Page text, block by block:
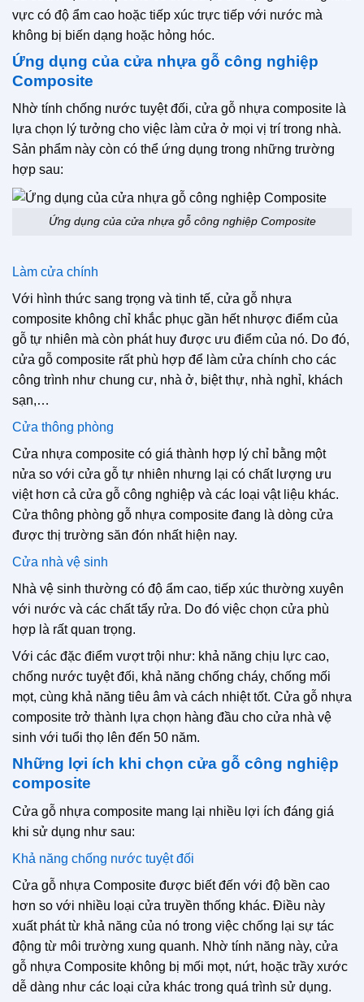
vực có độ ẩm cao hoặc tiếp xúc trực tiếp với nước mà
không bị biến dạng hoặc hỏng hóc.
Ứng dụng của cửa nhựa gỗ công nghiệp
Composite
Nhờ tính chống nước tuyệt đối, cửa gỗ nhựa composite là
lựa chọn lý tưởng cho việc làm cửa ở mọi vị trí trong nhà.
Sản phẩm này còn có thể ứng dụng trong những trường
hợp sau:
Ứng dụng của cửa nhựa gỗ công nghiệp Composite
Làm cửa chính
Với hình thức sang trọng và tinh tế, cửa gỗ nhựa
composite không chỉ khắc phục gần hết nhược điểm của
gỗ tự nhiên mà còn phát huy được ưu điểm của nó. Do đó,
cửa gỗ composite rất phù hợp để làm cửa chính cho các
công trình như chung cư, nhà ở, biệt thự, nhà nghỉ, khách
sạn,…
Cửa thông phòng
Cửa nhựa composite có giá thành hợp lý chỉ bằng một
nửa so với cửa gỗ tự nhiên nhưng lại có chất lượng ưu
việt hơn cả cửa gỗ công nghiệp và các loại vật liệu khác.
Cửa thông phòng gỗ nhựa composite đang là dòng cửa
được thị trường săn đón nhất hiện nay.
Cửa nhà vệ sinh
Nhà vệ sinh thường có độ ẩm cao, tiếp xúc thường xuyên
với nước và các chất tẩy rửa. Do đó việc chọn cửa phù
hợp là rất quan trọng.
Với các đặc điểm vượt trội như: khả năng chịu lực cao,
chống nước tuyệt đối, khả năng chống cháy, chống mối
mọt, cùng khả năng tiêu âm và cách nhiệt tốt. Cửa gỗ nhựa
composite trở thành lựa chọn hàng đầu cho cửa nhà vệ
sinh với tuổi thọ lên đến 50 năm.
Những lợi ích khi chọn cửa gỗ công nghiệp
composite
Cửa gỗ nhựa composite mang lại nhiều lợi ích đáng giá
khi sử dụng như sau:
Khả năng chống nước tuyệt đối
Cửa gỗ nhựa Composite được biết đến với độ bền cao
hơn so với nhiều loại cửa truyền thống khác. Điều này
xuất phát từ khả năng của nó trong việc chống lại sự tác
động từ môi trường xung quanh. Nhờ tính năng này, cửa
gỗ nhựa Composite không bị mối mọt, nứt, hoặc trầy xước
dễ dàng như các loại cửa khác trong quá trình sử dụng.